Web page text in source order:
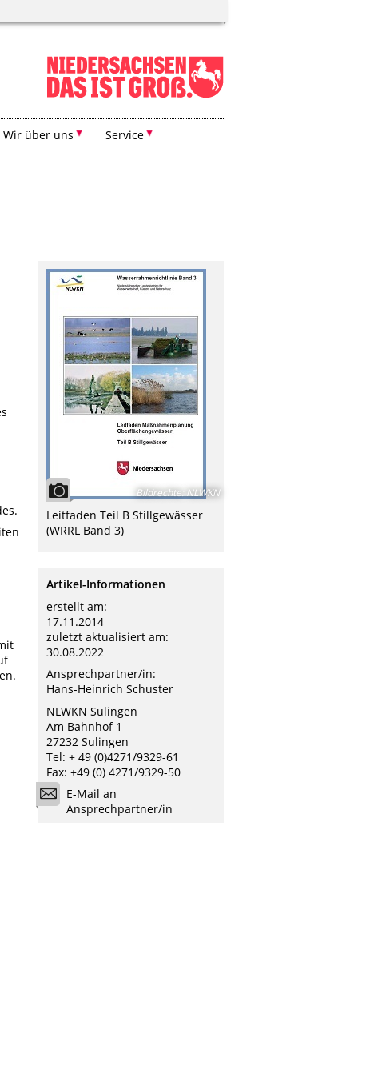
Wir über uns Service
Bildrechte: NLWKN
Leitfaden Teil B Stillgewässer
(WRRL Band 3)
Artikel-Informationen
erstellt am:
17.11.2014
zuletzt aktualisiert am:
30.08.2022
Ansprechpartner/in:
Hans-Heinrich Schuster
NLWKN Sulingen
Am Bahnhof 1
27232 Sulingen
Tel: + 49 (0)4271/9329-61
Fax: +49 (0) 4271/9329-50
E-Mail an
Ansprechpartner/in